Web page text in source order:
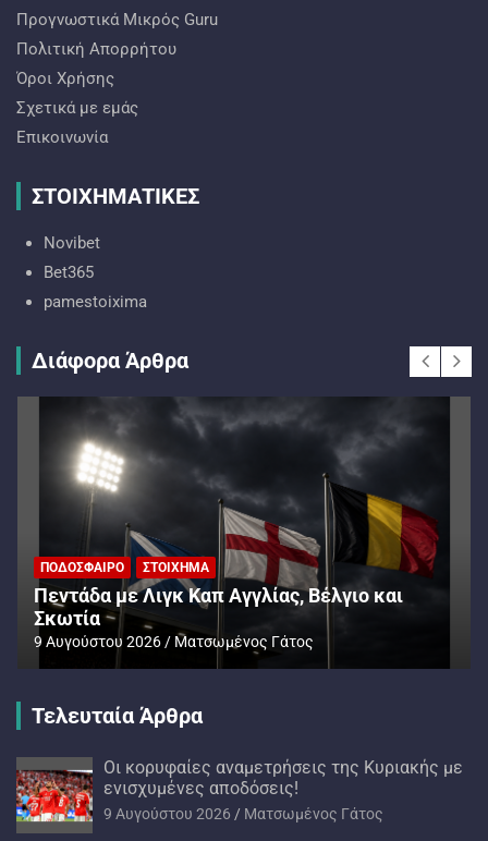
Προγνωστικά Mικρός Guru
Πολιτική Απορρήτου
Όροι Χρήσης
Σχετικά με εμάς
Επικοινωνία
ΣΤΟΙΧΗΜΑΤΙΚΕΣ
Novibet
Bet365
pamestoixima
Διάφορα Άρθρα
ΠΟΔΌΣΦΑΙΡΟ ΣΤΟΊΧΗΜΑ
Πεντάδα με Λιγκ Καπ Αγγλίας, Βέλγιο και
Σκωτία
9 Αυγούστου 2026 Ματσωμένος Γάτος
Τελευταία Άρθρα
Oι κορυφαίες αναμετρήσεις της Κυριακής με
ενισχυμένες αποδόσεις!
9 Αυγούστου 2026 Ματσωμένος Γάτος